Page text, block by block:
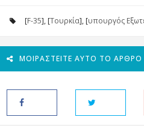
[F-35], [Τουρκία], [υπουργός
ΜΟΙΡΑΣΤΕΊΤΕ ΑΥΤΌ ΤΟ ΆΡΘΡΟ